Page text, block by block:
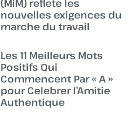
(MiM) reflete les
nouvelles exigences du
marche du travail
Les 11 Meilleurs Mots
Positifs Qui
Commencent Par « A »
pour Celebrer l’Amitie
Authentique